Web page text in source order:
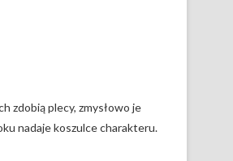
zdobią plecy, zmysłowo je
nadaje koszulce charakteru.